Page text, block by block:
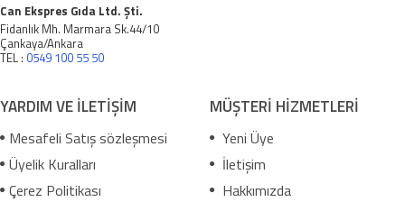
Can Ekspres Gıda Ltd. Şti.
Fidanlık Mh. Marmara Sk.44/10
Çankaya/Ankara
TEL : 0549 100 55 50
YARDIM VE İLETİŞİM
Mesafeli Satış sözleşmesi
Üyelik Kuralları
Çerez Politikası
MÜŞTERİ HİZMETLERİ
Yeni Üye
İletişim
Hakkımızda